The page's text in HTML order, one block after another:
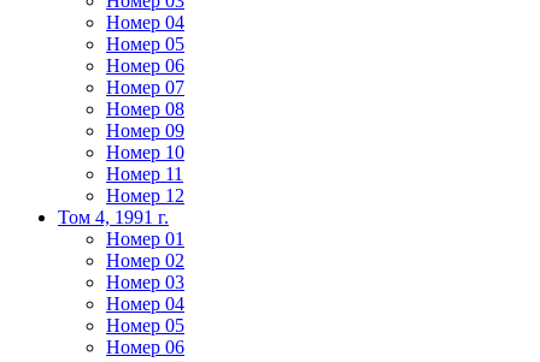
Номер 04
Номер 05
Номер 06
Номер 07
Номер 08
Номер 09
Номер 10
Номер 11
Номер 12
Том 4, 1991 г.
Номер 01
Номер 02
Номер 03
Номер 04
Номер 05
Номер 06